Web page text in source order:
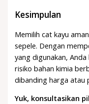
Kesimpulan
Memilih cat kayu
sepele. Dengan
yang digunakan,
risiko bahan kimia
dibanding harga atau
Yuk, konsultasikan